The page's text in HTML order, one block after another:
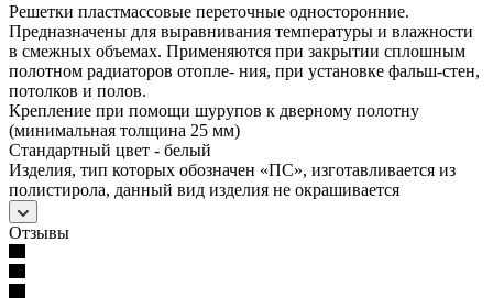
Решетки пластмассовые переточные односторонние.
Предназначены для выравнивания температуры и влажности
в смежных объемах. Применяются при закрытии сплошным
полотном радиаторов отопле- ния, при установке фальш-стен,
потолков и полов.
Крепление при помощи шурупов к дверному полотну
(минимальная толщина 25 мм)
Стандартный цвет - белый
Изделия, тип которых обозначен «ПС», изготавливается из
полистирола, данный вид изделия не окрашивается
Отзывы